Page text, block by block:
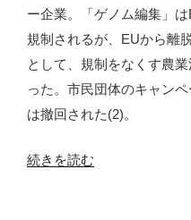
ー企業。「ゲノム編集」
規制されるが、EUから離
として、規制をなくす農
った。市民団体のキャン
は撤回された(2)。
“英
続きを読む